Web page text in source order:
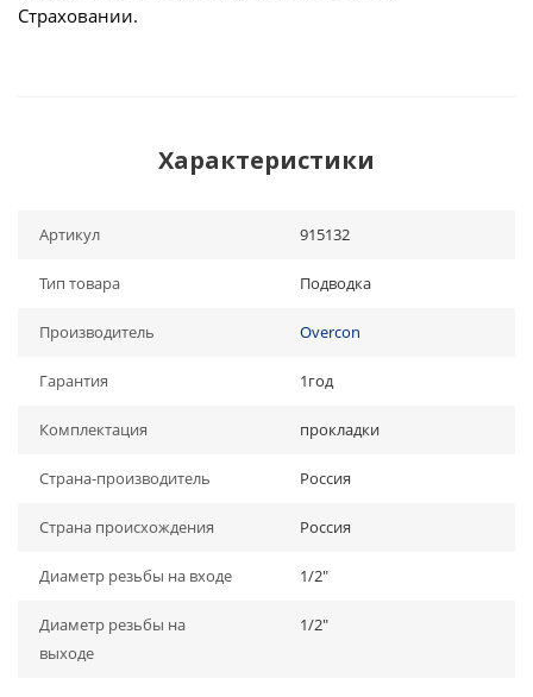
Страховании.
Характеристики
Артикул 915132
Тип товара Подводка
Производитель Overcon
Гарантия 1год
Комплектация прокладки
Страна-производитель Россия
Страна происхождения Россия
Диаметр резьбы на входе 1/2"
Диаметр резьбы на
выходе
1/2"